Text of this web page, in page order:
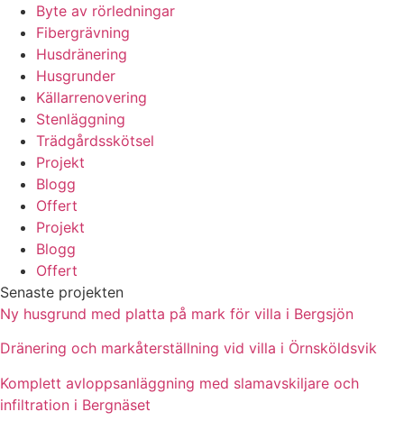
Byte av rörledningar
Fibergrävning
Husdränering
Husgrunder
Källarrenovering
Stenläggning
Trädgårdsskötsel
Projekt
Blogg
Offert
Projekt
Blogg
Offert
Senaste projekten
Ny husgrund med platta på mark för villa i Bergsjön
Dränering och markåterställning vid villa i Örnsköldsvik
Komplett avloppsanläggning med slamavskiljare och
infiltration i Bergnäset